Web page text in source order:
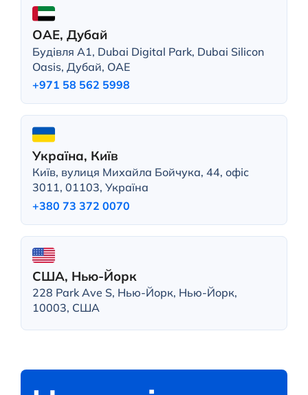
ОАЕ, Дубай
Будівля A1, Dubai Digital Park, Dubai Silicon
Oasis, Дубай, ОАЕ
+971 58 562 5998
Україна, Київ
Київ, вулиця Михайла Бойчука, 44, офіс
3011, 01103, Україна
+380 73 372 0070
США, Нью-Йорк
228 Park Ave S, Нью-Йорк, Нью-Йорк,
10003, США